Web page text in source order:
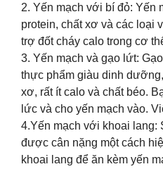
2. Yến mạch với bí đỏ: Yến
protein, chất xơ và các loại
trợ đốt cháy calo trong cơ
3. Yến mạch và gạo lứt:
thực phẩm giàu dinh
xơ, rất ít calo và chất béo.
lức và cho yến mạch vào.
4.Yến mạch với khoai lang:
được cân nặng một cách
khoai lang để ăn kèm yến